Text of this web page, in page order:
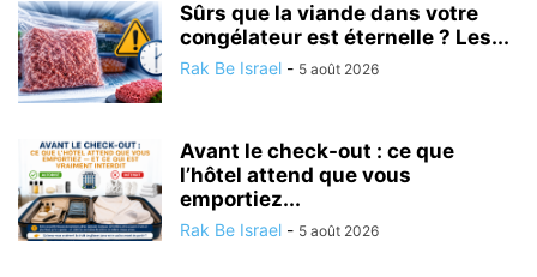
Sûrs que la viande dans votre
congélateur est éternelle ? Les...
Rak Be Israel - 5 août 2026
Avant le check-out : ce que
l’hôtel attend que vous
emportiez...
Rak Be Israel - 5 août 2026